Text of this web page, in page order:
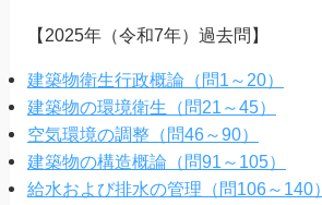
【2025年（令和7年）過去問】
建築物衛生行政概論（問1～20）
建築物の環境衛生（問21～45）
空気環境の調整（問46～90）
建築物の構造概論（問91～105）
給水および排水の管理（問106～140）